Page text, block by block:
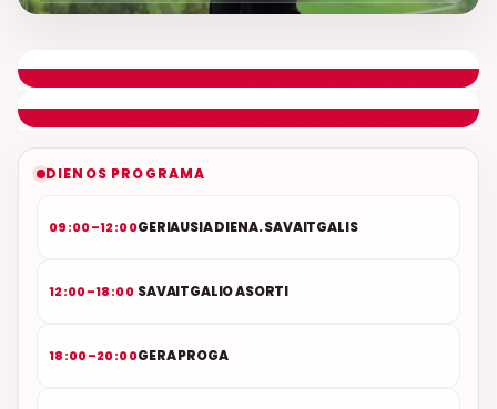
DIENOS PROGRAMA
09:00–12:00GERIAUSIA DIENA. SAVAITGALIS
12:00–18:00 SAVAITGALIO ASORTI
18:00–20:00GERA PROGA